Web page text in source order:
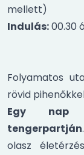
mellett)
Indulás:00.30
Folyamatos
rövid
Egy nap
tengerpartján
olasz